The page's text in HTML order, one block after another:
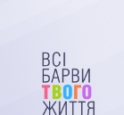
вмісту